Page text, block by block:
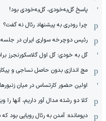
پاسخ گل‌به‌خودی، گل‌به‌خودی بود!
چرا رودری به پیشنهاد رئال نه گفت؟
رئیس دوچرخه سواری ایران در جلسه
گل به خودی؛ گل اول گلاسکورنجرز
مچ اندازی بدون حاصل نساجی و
اولین حضور کارتساس در میان زنبورها
کلا دو‌ رشته مدال آور داریم، آنها را
دیومانده: آمدن به رئال رویایی